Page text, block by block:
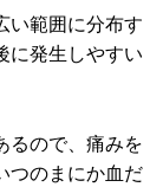
い範囲に分布す
に発生しやすい
るので、痛みを
つのまにか血だ